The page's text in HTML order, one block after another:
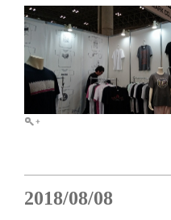
2018/08/08